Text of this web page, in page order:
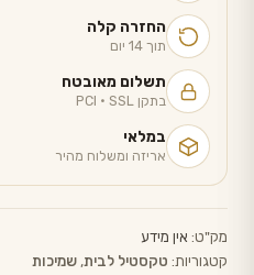
דגם
JASPER
החזרה קלה
תוך 14 יום
תשלום מאובטח
בתקן PCI · SSL
במלאי
אריזה ומשלוח מהיר
מק"ט: אין מידע
קטגוריות: טקסטיל לבית, שמיכות